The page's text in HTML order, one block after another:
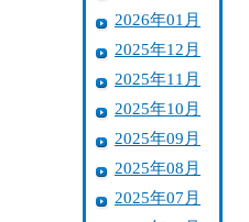
2026年01月
2025年12月
2025年11月
2025年10月
2025年09月
2025年08月
2025年07月